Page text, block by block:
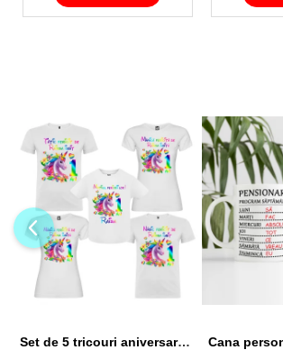
Set de 5 tricouri aniversare pentru nasi, parinti si copil, personalizate cu nume, varsta si mesaj "Motivul fericirii lor" model Unicorn